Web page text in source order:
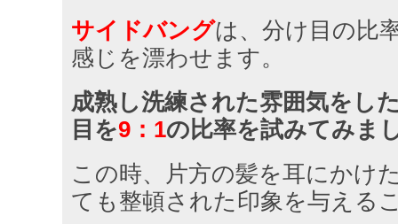
サイドバングは、分け目の比
感じを漂わせます。
成熟し洗練された雰囲気をし
目を9：1の比率を試みてみま
この時、片方の髪を耳にかけ
ても整頓された印象を与える